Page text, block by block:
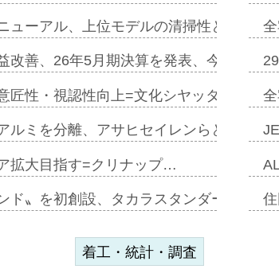
ューアル、上位モデルの清掃性と安全
改善、26年5月期決算を発表、今期は増
匠性・視認性向上=文化シヤッター…
ルミを分離、アサヒセイレンらと協働開
拡大目指す=クリナップ…
ド〟を初創設、タカラスタンダードが新
着工・統計・調査